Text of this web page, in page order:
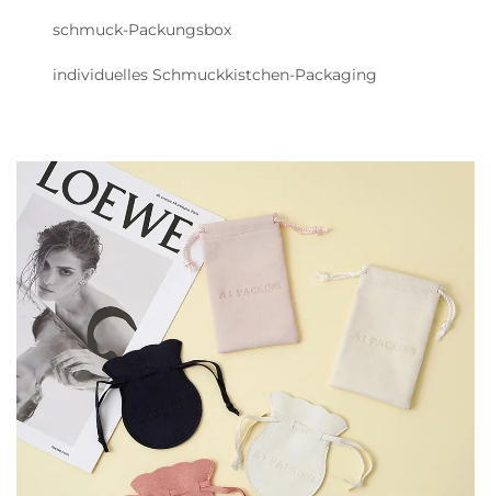
schmuck-Packungsbox
individuelles Schmuckkistchen-Packaging